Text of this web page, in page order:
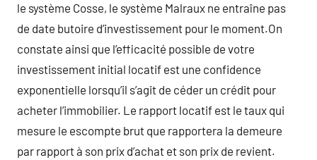
le système Cosse, le système Malraux ne entraîne pas
de date butoire d’investissement pour le moment.On
constate ainsi que l’efficacité possible de votre
investissement initial locatif est une confidence
exponentielle lorsqu’il s’agit de céder un crédit pour
acheter l’immobilier. Le rapport locatif est le taux qui
mesure le escompte brut que rapportera la demeure
par rapport à son prix d’achat et son prix de revient.